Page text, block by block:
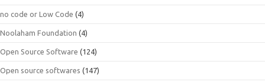
no code or Low Code (4)
Noolaham Foundation (4)
Open Source Software (124)
Open source softwares (147)